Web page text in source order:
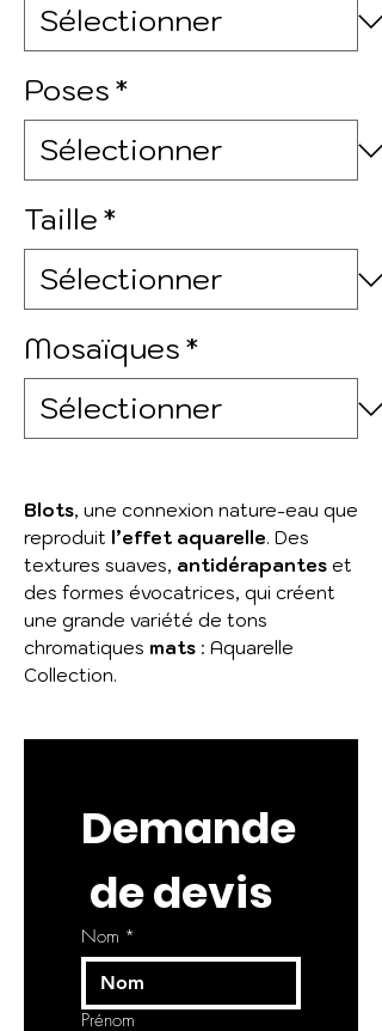
Poses*
Taille*
Mosaïques*
Blots, une connexion nature-eau que
reproduit l’effet aquarelle. Des
textures suaves, antidérapantes et
des formes évocatrices, qui créent
une grande variété de tons
chromatiques mats : Aquarelle
Collection.
Demande
de devis
Nom *
Prénom